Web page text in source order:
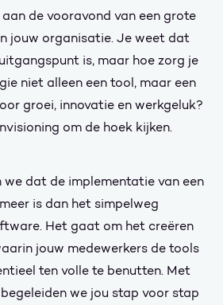
de vooravond van een grote
jouw organisatie. Je weet dat
is, maar hoe zorg je
niet alleen een tool, maar een
groei, innovatie en werkgeluk?
om de hoek kijken.
dat de implementatie van een
is dan het simpelweg
Het gaat om het creëren
jouw medewerkers de tools
ten volle te benutten. Met
we jou stap voor stap